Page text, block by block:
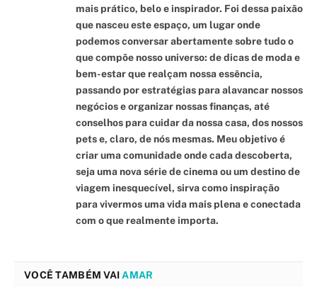
mais prático, belo e inspirador. Foi dessa paixão
que nasceu este espaço, um lugar onde
podemos conversar abertamente sobre tudo o
que compõe nosso universo: de dicas de moda e
bem-estar que realçam nossa essência,
passando por estratégias para alavancar nossos
negócios e organizar nossas finanças, até
conselhos para cuidar da nossa casa, dos nossos
pets e, claro, de nós mesmas. Meu objetivo é
criar uma comunidade onde cada descoberta,
seja uma nova série de cinema ou um destino de
viagem inesquecível, sirva como inspiração
para vivermos uma vida mais plena e conectada
com o que realmente importa.
VOCÊ TAMBÉM VAI AMAR